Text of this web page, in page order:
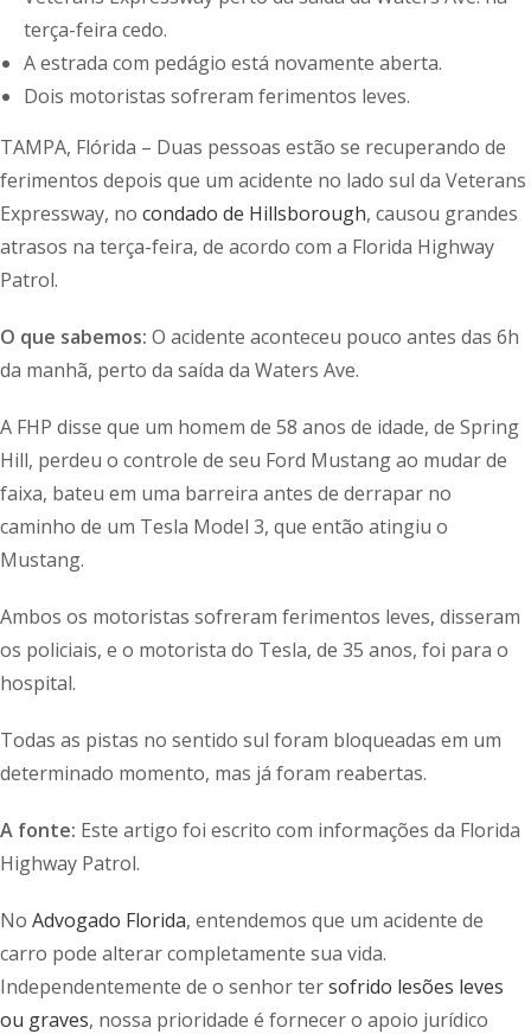
terça-feira cedo.
A estrada com pedágio está novamente aberta.
Dois motoristas sofreram ferimentos leves.
TAMPA, Flórida – Duas pessoas estão se recuperando de
ferimentos depois que um acidente no lado sul da Veterans
Expressway, no condado de Hillsborough, causou grandes
atrasos na terça-feira, de acordo com a Florida Highway
Patrol.
O que sabemos: O acidente aconteceu pouco antes das 6h
da manhã, perto da saída da Waters Ave.
A FHP disse que um homem de 58 anos de idade, de Spring
Hill, perdeu o controle de seu Ford Mustang ao mudar de
faixa, bateu em uma barreira antes de derrapar no
caminho de um Tesla Model 3, que então atingiu o
Mustang.
Ambos os motoristas sofreram ferimentos leves, disseram
os policiais, e o motorista do Tesla, de 35 anos, foi para o
hospital.
Todas as pistas no sentido sul foram bloqueadas em um
determinado momento, mas já foram reabertas.
A fonte: Este artigo foi escrito com informações da Florida
Highway Patrol.
No Advogado Florida, entendemos que um acidente de
carro pode alterar completamente sua vida.
Independentemente de o senhor tersofrido lesões leves
ou graves, nossa prioridade é fornecer o apoio jurídico